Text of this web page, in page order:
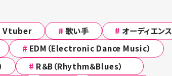
Vtuber # 歌い手 # オーディエンス
# EDM（Electronic Dance Music）
# R＆B（Rhythm＆Blues）